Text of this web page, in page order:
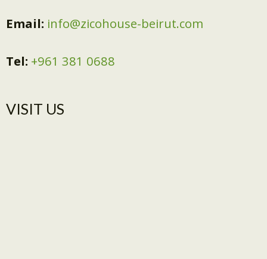
Email: info@zicohouse-beirut.com
Tel: +961 381 0688
VISIT US​